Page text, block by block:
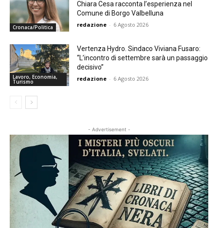
Cronaca/Politica
Chiara Cesa racconta l’esperienza nel
Comune di Borgo Valbelluna
redazione - 6 Agosto 2026
Lavoro, Economia,
Turismo
Vertenza Hydro. Sindaco Viviana Fusaro:
“L’incontro di settembre sarà un passaggio
decisivo”
redazione - 6 Agosto 2026
- Advertisement -